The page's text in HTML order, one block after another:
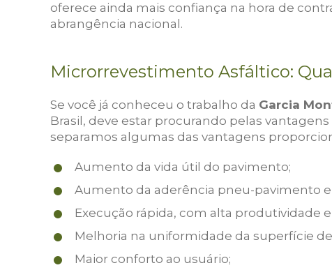
oferece ainda mais confiança na hora de
abrangência nacional.
Microrrevestimento Asfáltico:
Se você já conheceu o trabalho da Garcia
Brasil, deve estar procurando pelas
separamos algumas das vantagens
Aumento da vida útil do pavimento;
Aumento da aderência pneu-pavimento
Execução rápida, com alta produtividade
Melhoria na uniformidade da superfície
Maior conforto ao usuário;